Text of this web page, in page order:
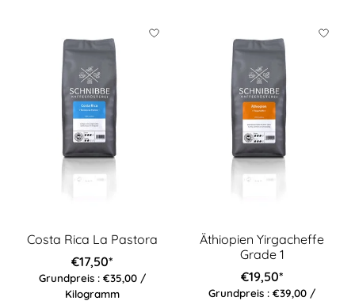
Costa Rica La Pastora
€17,50*
Grundpreis : €35,00 /
Kilogramm
Äthiopien Yirgacheffe
Grade 1
€19,50*
Grundpreis : €39,00 /